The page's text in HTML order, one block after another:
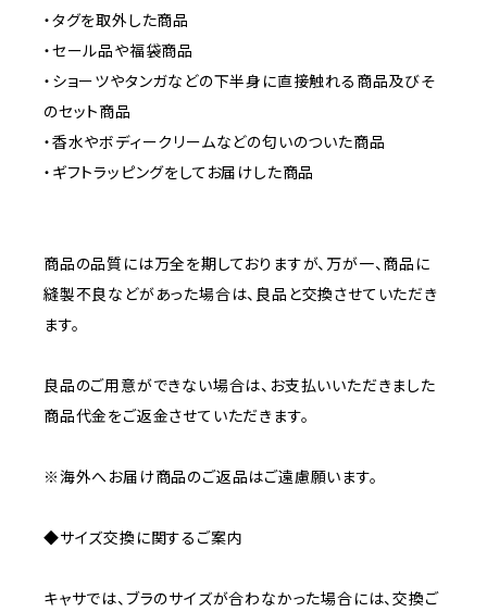
・タグを取外した商品
・セール品や福袋商品
・ショーツやタンガなどの下半身に直接触れる商品及びそ
のセット商品
・香水やボディークリームなどの匂いのついた商品
・ギフトラッピングをしてお届けした商品
商品の品質には万全を期しておりますが、万が一、商品に
縫製不良などがあった場合は、良品と交換させていただき
ます。
良品のご用意ができない場合は、お支払いいただきました
商品代金をご返金させていただきます。
※海外へお届け商品のご返品はご遠慮願います。
◆サイズ交換に関するご案内
キャサでは、ブラのサイズが合わなかった場合には、交換ご